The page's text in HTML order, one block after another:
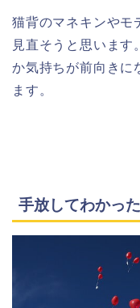
猫背のマネキンやモ
見直そうと思います
か気持ちが前向きに
ます。
手放してわかっ